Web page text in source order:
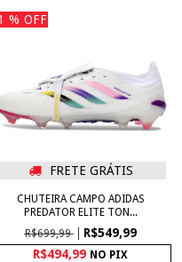
% OFF
FRETE GRÁTIS
CHUTEIRA CAMPO ADIDAS
PREDATOR ELITE TON...
R$699,99
R$549,99
R$494,99 NO PIX